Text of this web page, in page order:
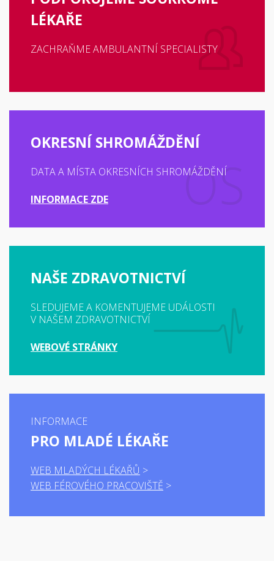
LÉKAŘE
ZACHRAŇME AMBULANTNÍ SPECIALISTY
OKRESNÍ SHROMÁŽDĚNÍ
DATA A MÍSTA OKRESNÍCH SHROMÁŽDĚNÍ
INFORMACE ZDE
NAŠE ZDRAVOTNICTVÍ
SLEDUJEME A KOMENTUJEME UDÁLOSTI
V NAŠEM ZDRAVOTNICTVÍ
WEBOVÉ STRÁNKY
INFORMACE
PRO MLADÉ LÉKAŘE
WEB MLADÝCH LÉKAŘŮ
WEB FÉROVÉHO PRACOVIŠTĚ